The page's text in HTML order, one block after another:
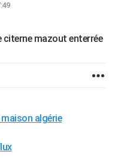
citerne mazout enterrée
algérie